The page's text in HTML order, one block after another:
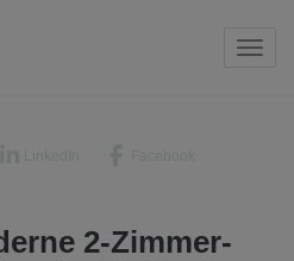
2-Zimmer-